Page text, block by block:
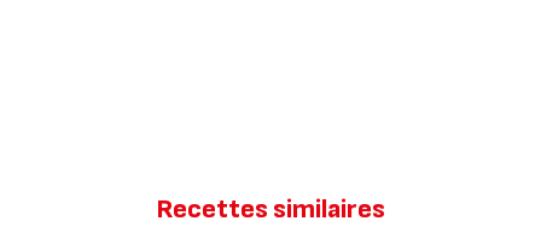
Recettes similaires